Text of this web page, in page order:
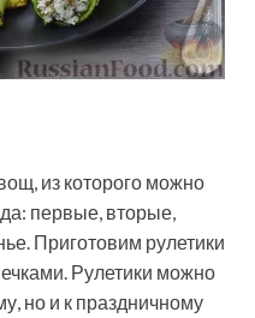
из которого можно
первые, вторые,
Приготовим рулетики
Рулетики можно
но и к праздничному